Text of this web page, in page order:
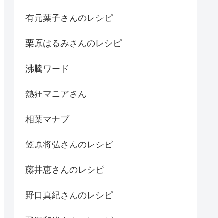
有元葉子さんのレシピ
栗原はるみさんのレシピ
沸騰ワード
熱狂マニアさん
相葉マナブ
笠原将弘さんのレシピ
藤井恵さんのレシピ
野口真紀さんのレシピ